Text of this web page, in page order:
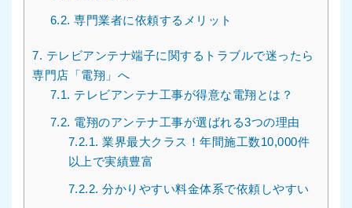
6.2. 専門業者に依頼するメリット
7. テレビアンテナ端子に関するトラブルで迷ったら
専門店「電翔」へ
7.1. テレビアンテナ工事が得意な電翔とは？
7.2. 電翔のアンテナ工事が選ばれる3つの理由
7.2.1. 業界最大クラス！年間施工数10,000件
以上で実績豊富
7.2.2. 分かりやすい料金体系で依頼しやすい